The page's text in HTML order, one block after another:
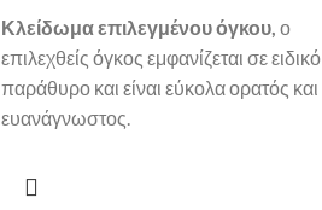
Κλείδωμα επιλεγμένου όγκου, ο
επιλεχθείς όγκος εμφανίζεται σε ειδικό
παράθυρο και είναι εύκολα ορατός και
ευανάγνωστος.